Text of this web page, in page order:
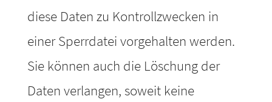
diese Daten zu Kontrollzwecken in
einer Sperrdatei vorgehalten werden.
Sie können auch die Löschung der
Daten verlangen, soweit keine